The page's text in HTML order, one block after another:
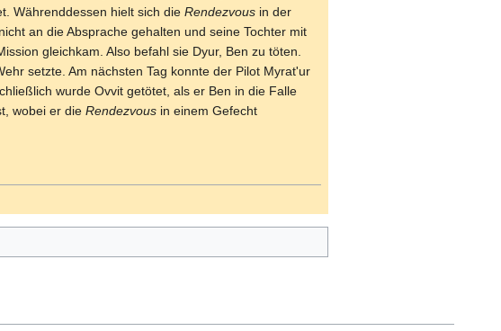
Währenddessen hielt sich die Rendezvous in der
an die Absprache gehalten und seine Tochter mit
gleichkam. Also befahl sie Dyur, Ben zu töten.
setzte. Am nächsten Tag konnte der Pilot Myrat'ur
wurde Ovvit getötet, als er Ben in die Falle
wobei er die Rendezvous in einem Gefecht